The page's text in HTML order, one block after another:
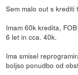
Sem malo out s krediti
Imam 60k kredita,
6 let in cca. 40k.
Ima smisel
boljso ponudbo od